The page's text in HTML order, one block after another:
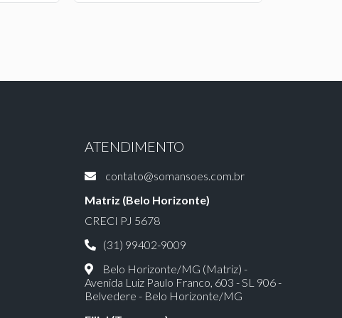
ATENDIMENTO
contato@somansoes.com.br
Matriz (Belo Horizonte)
CRECI PJ 5678
(31) 99402-9009
Belo Horizonte/MG (Matriz) -
Avenida Luiz Paulo Franco, 603 - SL 906 -
Belvedere - Belo Horizonte/MG